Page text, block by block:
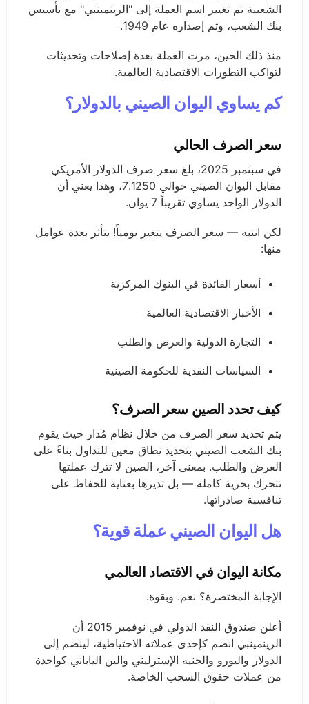
الشعبية تم تغيير اسم العملة إلى "الرينمينبي" مع تأسيس
بنك الشعب، وتم إصداره عام 1949.
منذ ذلك الحين، مرت العملة بعدة إصلاحات وتحديثات
لتواكب التطورات الاقتصادية العالمية.
كم يساوي اليوان الصيني بالدولار؟
سعر الصرف الحالي
في سبتمبر 2025، بلغ سعر صرف الدولار الأمريكي
مقابل اليوان الصيني حوالي 7.1250، وهذا يعني أن
الدولار الواحد يساوي تقريباً 7 يوان.
لكن انتبه — سعر الصرف يتغير يومياً! يتأثر بعدة عوامل
منها:
أسعار الفائدة في البنوك المركزية
الأخبار الاقتصادية العالمية
التجارة الدولية والعرض والطلب
السياسات النقدية للحكومة الصينية
كيف تحدد الصين سعر الصرف؟
يتم تحديد سعر الصرف من خلال نظام مُدار حيث يقوم
بنك الشعب الصيني بتحديد نطاق معين للتداول بناءً على
العرض والطلب. بمعنى آخر، الصين لا تترك عملتها
تتحرك بحرية كاملة — بل تديرها بعناية للحفاظ على
تنافسية صادراتها.
هل اليوان الصيني عملة قوية؟
مكانة اليوان في الاقتصاد العالمي
الإجابة المختصرة؟ نعم. وبقوة.
أعلن صندوق النقد الدولي في نوفمبر 2015 أن
الرينمينبي انضم كإحدى عملاته الاحتياطية، لينضم إلى
الدولار واليورو والجنيه الإسترليني والين الياباني كواحدة
من عملات حقوق السحب الخاصة.